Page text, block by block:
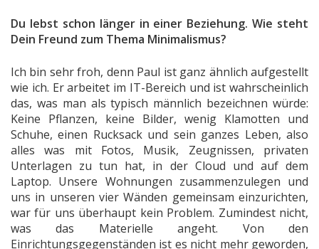
Du lebst schon länger in einer Beziehung. Wie steht
Dein Freund zum Thema Minimalismus?
Ich bin sehr froh, denn Paul ist ganz ähnlich aufgestellt
wie ich. Er arbeitet im IT-Bereich und ist wahrscheinlich
das, was man als typisch männlich bezeichnen würde:
Keine Pflanzen, keine Bilder, wenig Klamotten und
Schuhe, einen Rucksack und sein ganzes Leben, also
alles was mit Fotos, Musik, Zeugnissen, privaten
Unterlagen zu tun hat, in der Cloud und auf dem
Laptop. Unsere Wohnungen zusammenzulegen und
uns in unseren vier Wänden gemeinsam einzurichten,
war für uns überhaupt kein Problem. Zumindest nicht,
was das Materielle angeht. Von den
Einrichtungsgegenständen ist es nicht mehr geworden,